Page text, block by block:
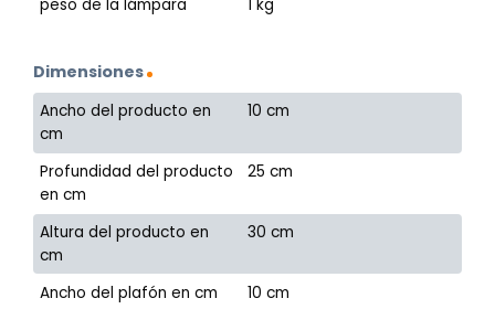
peso de la lámpara 1 kg
Dimensiones
Ancho del producto en
cm
10 cm
Profundidad del producto
en cm
25 cm
Altura del producto en
cm
30 cm
Ancho del plafón en cm
10 cm